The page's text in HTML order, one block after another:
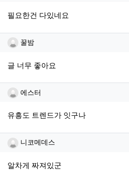
필요한건 다있네요
꿀밤님의 댓글
꿀밤
글 너무 좋아요
에스터님의 댓글
에스터
유흥도 트렌드가 잇구나
니코메데스님의 댓글
니코메데스
알차게 짜져있군